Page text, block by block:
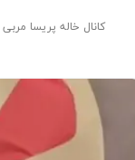
کانال خاله پریسا